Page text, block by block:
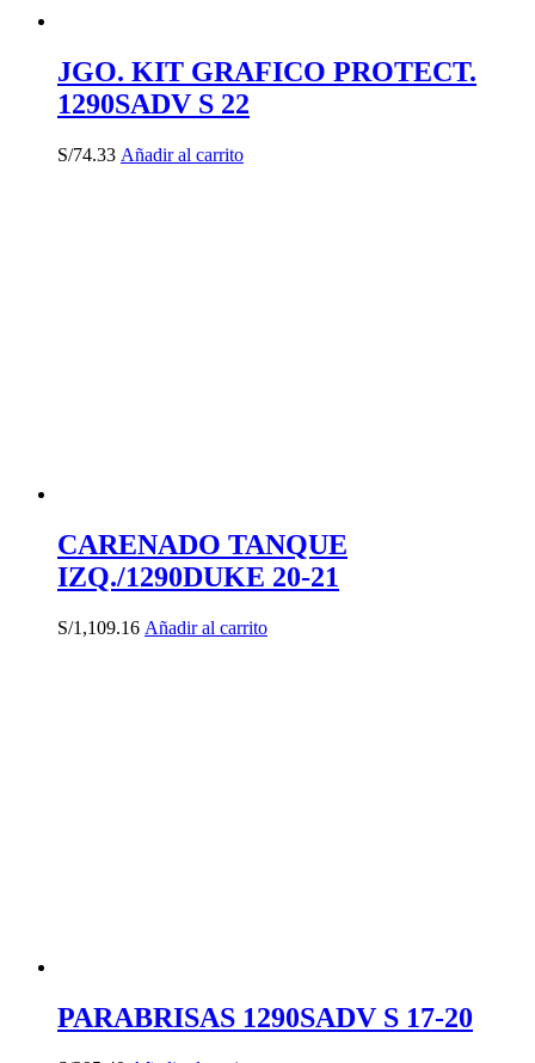
JGO. KIT GRAFICO PROTECT.
1290SADV S 22
S/74.33 Añadir al carrito
CARENADO TANQUE
IZQ./1290DUKE 20-21
S/1,109.16 Añadir al carrito
PARABRISAS 1290SADV S 17-20